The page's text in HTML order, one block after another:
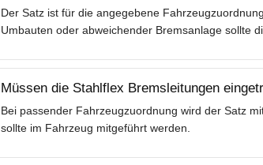
Der Satz ist für die angegebene
Umbauten oder abweichender Bremsanlage sollte
Müssen die Stahlflex Bremsleitungen
Bei passender Fahrzeugzuordnung wird der Satz
sollte im Fahrzeug mitgeführt werden.